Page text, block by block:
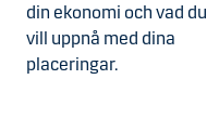
din ekonomi och vad du
vill uppnå med dina
placeringar.